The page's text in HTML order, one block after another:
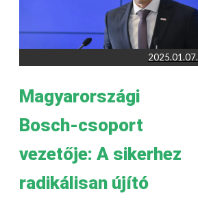
2025.01.07.
Magyarországi
Bosch-csoport
vezetője: A sikerhez
radikálisan újító